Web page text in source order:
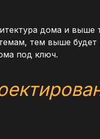
дома и выше
тем выше будет
под ключ.